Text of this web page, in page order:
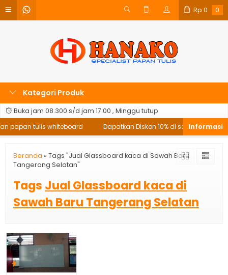
Rp 0 0
Kategori Produk
Buka jam 08.300 s/d jam 17.00 , Minggu tutup
papan tulis whiteboard
Dapatkan Diskon 10% di setiap
Beranda » Tags "Jual Glassboard kaca di Sawah Baru
Tangerang Selatan"
Tags Jual Glassboard kaca di
Sawah Baru Tangerang Selatan